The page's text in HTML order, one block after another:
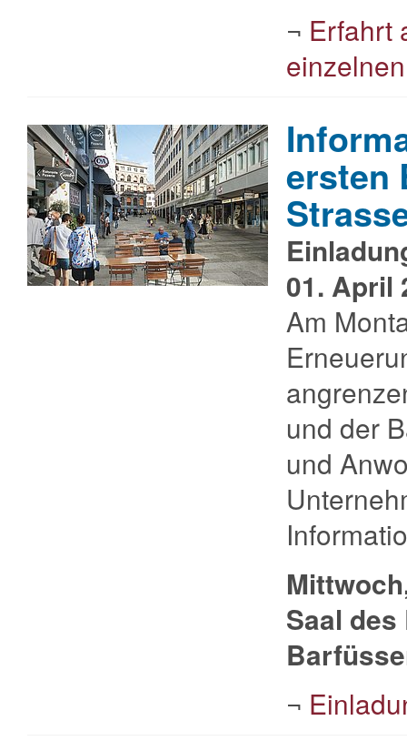
¬ Erfahrt
ersten
01. April
Am
und der
und
Saal
¬